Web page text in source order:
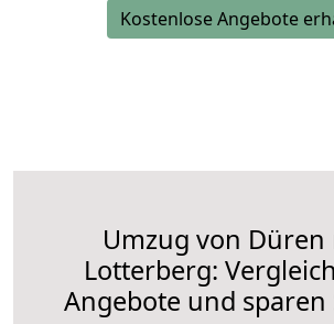
Kostenlose Angebote
Umzug von Düren
Lotterberg:
Angebote und sparen